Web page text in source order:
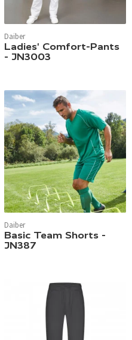
Daiber
Ladies' Comfort-Pants
- JN3003
Daiber
Basic Team Shorts -
JN387